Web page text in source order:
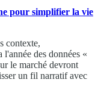
pour simplifier la vie
contexte,
des données «
le marché devront
un fil narratif avec